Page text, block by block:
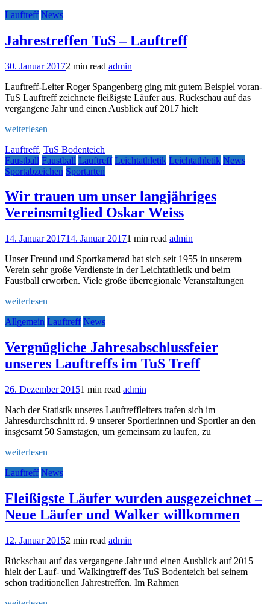
Lauftreff News
Jahrestreffen TuS – Lauftreff
30. Januar 20172 min read admin
Lauftreff-Leiter Roger Spangenberg ging mit gutem Beispiel voran-
TuS Lauftreff zeichnete fleißigste Läufer aus. Rückschau auf das
vergangene Jahr und einen Ausblick auf 2017 hielt
weiterlesen
Lauftreff, TuS Bodenteich
Faustball Faustball Lauftreff Leichtathletik Leichtathletik News
Sportabzeichen Sportarten
Wir trauen um unser langjähriges
Vereinsmitglied Oskar Weiss
14. Januar 201714. Januar 20171 min read admin
Unser Freund und Sportkamerad hat sich seit 1955 in unserem
Verein sehr große Verdienste in der Leichtathletik und beim
Faustball erworben. Viele große überregionale Veranstaltungen
weiterlesen
Allgemein Lauftreff News
Vergnügliche Jahresabschlussfeier
unseres Lauftreffs im TuS Treff
26. Dezember 20151 min read admin
Nach der Statistik unseres Lauftreffleiters trafen sich im
Jahresdurchschnitt rd. 9 unserer Sportlerinnen und Sportler an den
insgesamt 50 Samstagen, um gemeinsam zu laufen, zu
weiterlesen
Lauftreff News
Fleißigste Läufer wurden ausgezeichnet –
Neue Läufer und Walker willkommen
12. Januar 20152 min read admin
Rückschau auf das vergangene Jahr und einen Ausblick auf 2015
hielt der Lauf- und Walkingtreff des TuS Bodenteich bei seinem
schon traditionellen Jahrestreffen. Im Rahmen